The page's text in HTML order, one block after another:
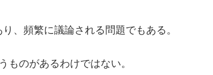
、頻繁に議論される問題でもある。
ものがあるわけではない。